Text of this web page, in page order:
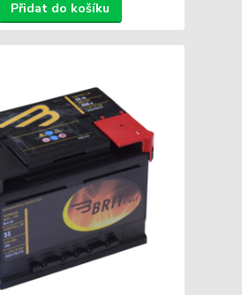
Přidat do košíku